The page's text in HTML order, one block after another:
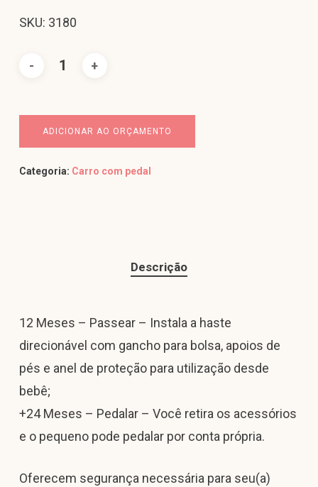
SKU: 3180
ADICIONAR AO ORÇAMENTO
Categoria: Carro com pedal
Descrição
12 Meses – Passear – Instala a haste
direcionável com gancho para bolsa, apoios de
pés e anel de proteção para utilização desde
bebê;
+24 Meses – Pedalar – Você retira os acessórios
e o pequeno pode pedalar por conta própria.
Oferecem segurança necessária para seu(a)